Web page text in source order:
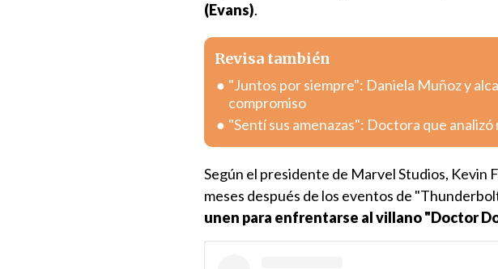
(Evans).
Revisa también
"Juntos por siempre": Daniela Muñoz y
compromiso
"Sentí sus amenazas": Doctora que
Según el presidente de Marvel Studios, Kevin
meses después de los eventos de
unen para enfrentarse al villano "Doctor